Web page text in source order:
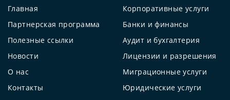
Главная
Партнерская программа
Полезные ссылки
Новости
О нас
Контакты
Корпоративные услуги
Банки и финансы
Аудит и бухгалтерия
Лицензии и разрешения
Миграционные услуги
Юридические услуги